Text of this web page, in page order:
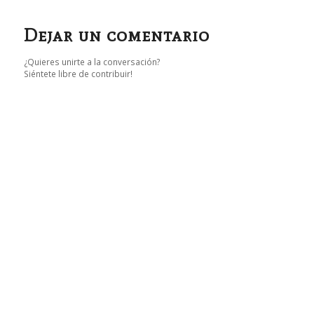
Dejar un comentario
¿Quieres unirte a la conversación?
Siéntete libre de contribuir!